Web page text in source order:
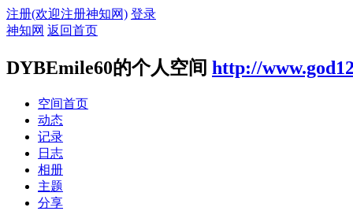
注册(欢迎注册神知网) 登录
神知网 返回首页
DYBEmile60的个人空间 http://
空间首页
动态
记录
日志
相册
主题
分享